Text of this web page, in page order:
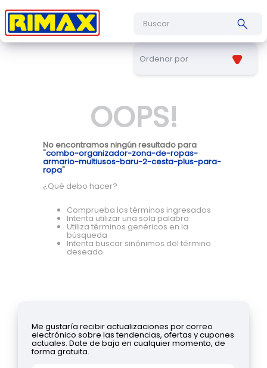
Ordenar por
OOPS!
No encontramos ningún resultado para
"combo-organizador-zona-de-ropas-
armario-multiusos-baru-2-cesta-plus-para-
ropa"
¿Qué debo hacer?
Comprueba los términos ingresados
Intenta utilizar una sola palabra
Utiliza términos genéricos en la
búsqueda
Intenta buscar sinónimos del término
deseado
Me gustaría recibir actualizaciones por correo
electrónico sobre las tendencias, ofertas y cupones
actuales. Date de baja en cualquier momento, de
forma gratuita.